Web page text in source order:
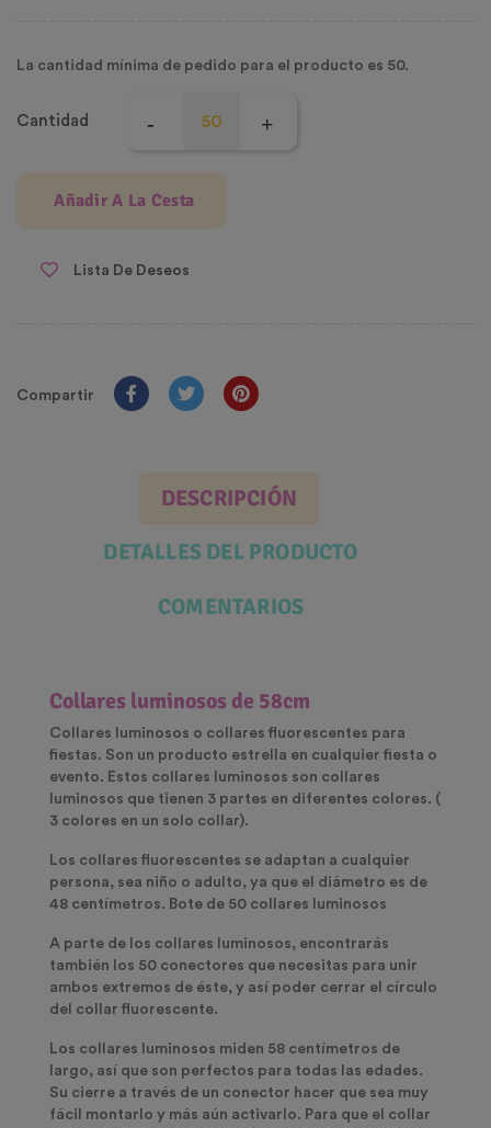
La cantidad mínima de pedido para el producto es 50.
Cantidad
Añadir A La Cesta
Lista De Deseos
Compartir
DESCRIPCIÓN
DETALLES DEL PRODUCTO
COMENTARIOS
Collares luminosos de 58cm
Collares luminosos o collares fluorescentes para
fiestas. Son un producto estrella en cualquier fiesta o
evento. Estos collares luminosos son collares
luminosos que tienen 3 partes en diferentes colores. (
3 colores en un solo collar).
Los collares fluorescentes se adaptan a cualquier
persona, sea niño o adulto, ya que el diámetro es de
48 centímetros. Bote de 50 collares luminosos
A parte de los collares luminosos, encontrarás
también los 50 conectores que necesitas para unir
ambos extremos de éste, y así poder cerrar el círculo
del collar fluorescente.
Los collares luminosos miden 58 centímetros de
largo, así que son perfectos para todas las edades.
Su cierre a través de un conector hacer que sea muy
fácil montarlo y más aún activarlo. Para que el collar